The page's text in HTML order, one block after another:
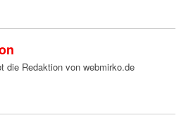
die Redaktion von webmirko.de